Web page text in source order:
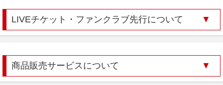
LIVEチケット・ファンクラブ先行について
商品販売サービスについて